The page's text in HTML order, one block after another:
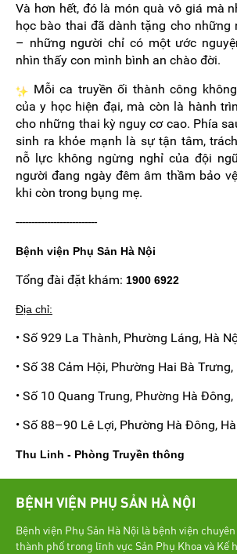
Và hơn hết, đó là món quà vô giá mà
học bào thai đã dành tặng cho những
– những người chỉ có một ước
nhìn thấy con mình bình an chào đời.
Mỗi ca truyền ối thành công
của y học hiện đại, mà còn là hành
cho những thai kỳ nguy cơ cao. Phía
sinh ra khỏe mạnh là sự tận tâm,
nỗ lực không ngừng nghỉ của đội
người đang ngày đêm âm thầm bảo
khi còn trong bụng mẹ.
--------------------------
Bệnh viện Phụ Sản Hà Nội
Tổng đài đặt khám: 1900 6922
Địa chỉ:
• Số 929 La Thành, Phường Láng, Hà
• Số 38 Cảm Hội, Phường Hai Bà Trưng,
• Số 10 Quang Trung, Phường Hà Đông,
• Số 88–90 Lê Lợi, Phường Hà Đông,
Thu Linh - Phòng Truyền thông
BỆNH VIỆN PHỤ SẢN HÀ NỘI
Bệnh viện Phụ Sản Hà Nội là bệnh viện
thành phố trong lĩnh vực Sản Phụ Khoa và Kế